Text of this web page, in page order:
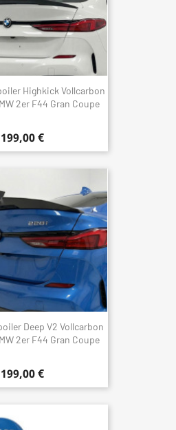
Highkick Vollcarbon
2er F44 Gran Coupe
199,00 €
Deep V2 Vollcarbon
2er F44 Gran Coupe
199,00 €